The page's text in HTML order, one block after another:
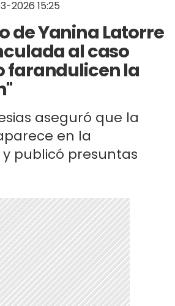
2026 15:25
de Yanina Latorre
al caso
farandulicen la
aseguró que la
en la
publicó presuntas